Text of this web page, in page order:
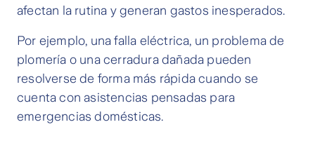
afectan la rutina y generan gastos inesperados.
Por ejemplo, una falla eléctrica, un problema de
plomería o una cerradura dañada pueden
resolverse de forma más rápida cuando se
cuenta con asistencias pensadas para
emergencias domésticas.